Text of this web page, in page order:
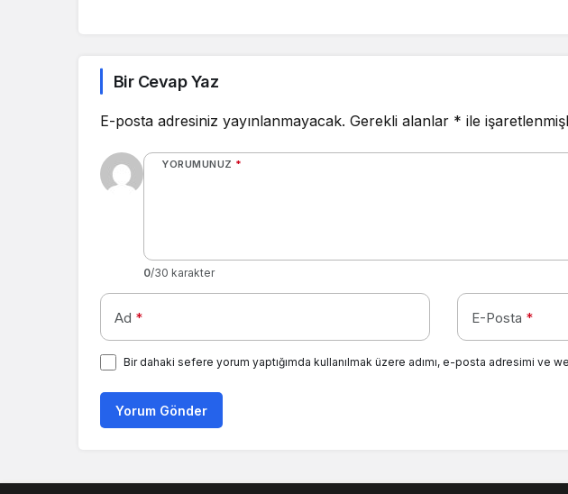
Bir Cevap Yaz
E-posta adresiniz yayınlanmayacak. Gerekli alanlar * ile
YORUMUNUZ *
0/30 karakter
Ad * E-Posta *
Bir dahaki sefere yorum yaptığımda kullanılmak üzere adımı, e-posta adresimi ve
Yorum Gönder